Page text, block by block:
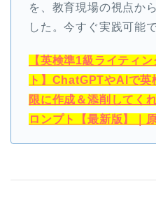
を、教育現場の視点か
した。今すぐ実践可能
【英検準1級ライティ
ト】ChatGPTやAIで
限に作成＆添削してく
ロンプト【最新版】｜